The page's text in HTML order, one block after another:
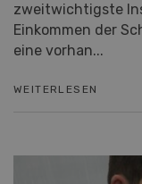
WEITERLESEN